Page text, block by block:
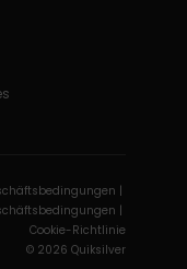
|
|
Cookie-Richtlinie
© 2026 Quiksilver